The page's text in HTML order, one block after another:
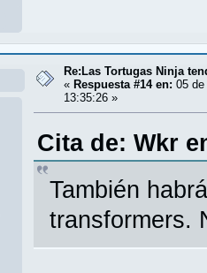
Re:Las Tortugas Ninja
« Respuesta #14 en: 05
13:35:26 »
Cita de: Wkr
También
transformers.